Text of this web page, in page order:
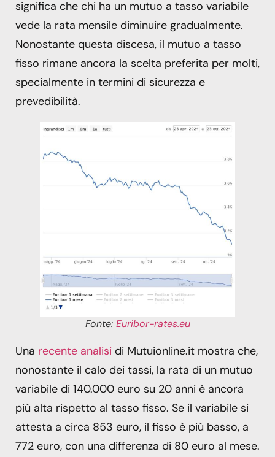
significa che chi ha un mutuo a tasso variabile
vede la rata mensile diminuire gradualmente.
Nonostante questa discesa, il mutuo a tasso
fisso rimane ancora la scelta preferita per molti,
specialmente in termini di sicurezza e
prevedibilità.
Fonte: Euribor-rates.eu
Una recente analisi di Mutuionline.it mostra che,
nonostante il calo dei tassi, la rata di un mutuo
variabile di 140.000 euro su 20 anni è ancora
più alta rispetto al tasso fisso. Se il variabile si
attesta a circa 853 euro, il fisso è più basso, a
772 euro, con una differenza di 80 euro al mese.